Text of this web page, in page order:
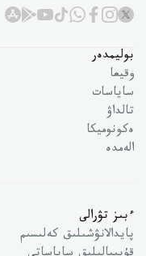
بوليمدەر
وقيعا
ساياسات
تالداۋ
ەكونوميكا
الەمدە
ءبىز تۋرالى
پايدالانۋشىلىق كەلىسىم